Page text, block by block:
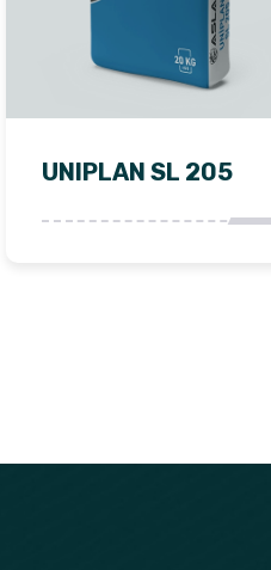
UNIPLAN SL 205